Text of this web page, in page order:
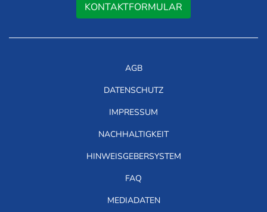
KONTAKTFORMULAR
AGB
DATENSCHUTZ
IMPRESSUM
NACHHALTIGKEIT
HINWEISGEBERSYSTEM
FAQ
MEDIADATEN